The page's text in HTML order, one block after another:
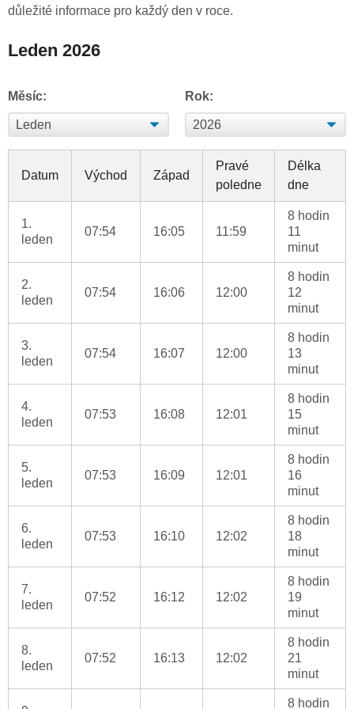
důležité informace pro každý den v roce.
Leden 2026
Měsíc: Rok:
Datum Východ Západ
Pravé
poledne
Délka
dne
1.
leden
07:54 16:05 11:59
8 hodin
11
minut
2.
leden
07:54 16:06 12:00
8 hodin
12
minut
3.
leden
07:54 16:07 12:00
8 hodin
13
minut
4.
leden
07:53 16:08 12:01
8 hodin
15
minut
5.
leden
07:53 16:09 12:01
8 hodin
16
minut
6.
leden
07:53 16:10 12:02
8 hodin
18
minut
7.
leden
07:52 16:12 12:02
8 hodin
19
minut
8.
leden
07:52 16:13 12:02
8 hodin
21
minut
8 hodin